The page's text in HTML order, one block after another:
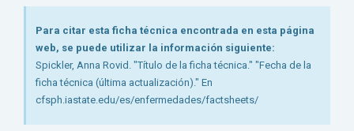
Para citar esta ficha técnica encontrada en esta página
web, se puede utilizar la información siguiente:
Spickler, Anna Rovid. "Título de la ficha técnica." "Fecha de la
ficha técnica (última actualización)." En
cfsph.iastate.edu/es/enfermedades/factsheets/